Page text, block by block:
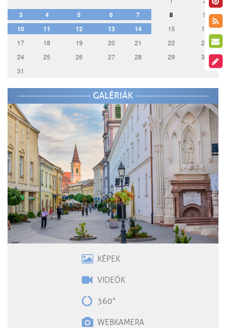
3 4 5 6 7 8 9
10 11 12 13 14 15
16
17
18 19 20 21 22
23
24
25 26 27 28 29
30
31
GALÉRIÁK
KÉPEK
VIDEÓK
360°
WEBKAMERA